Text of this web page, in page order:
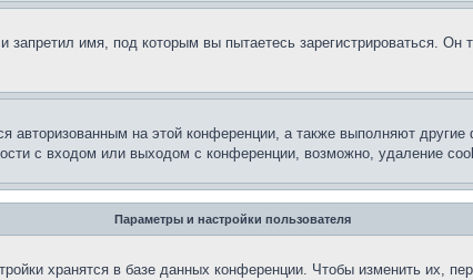
имя, под которым вы пытаетесь зарегистрироваться. Он
на этой конференции, а также выполняют
с входом или выходом с конференции, возможно, удаление
Параметры и настройки пользователя
хранятся в базе данных конференции. Чтобы изменить их,